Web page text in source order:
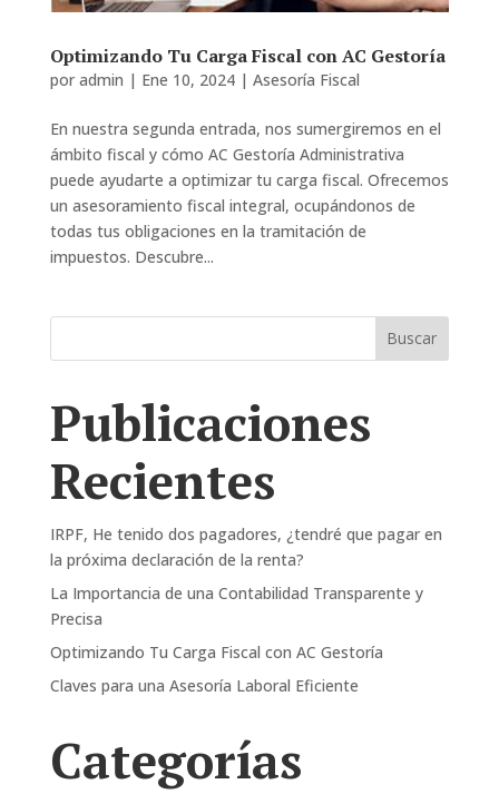
Optimizando Tu Carga Fiscal con AC Gestoría
por admin | Ene 10, 2024| Asesoría Fiscal
En nuestra segunda entrada, nos sumergiremos en el
ámbito fiscal y cómo AC Gestoría Administrativa
puede ayudarte a optimizar tu carga fiscal. Ofrecemos
un asesoramiento fiscal integral, ocupándonos de
todas tus obligaciones en la tramitación de
impuestos. Descubre...
Buscar
Publicaciones
Recientes
IRPF, He tenido dos pagadores, ¿tendré que pagar en
la próxima declaración de la renta?
La Importancia de una Contabilidad Transparente y
Precisa
Optimizando Tu Carga Fiscal con AC Gestoría
Claves para una Asesoría Laboral Eficiente
Categorías